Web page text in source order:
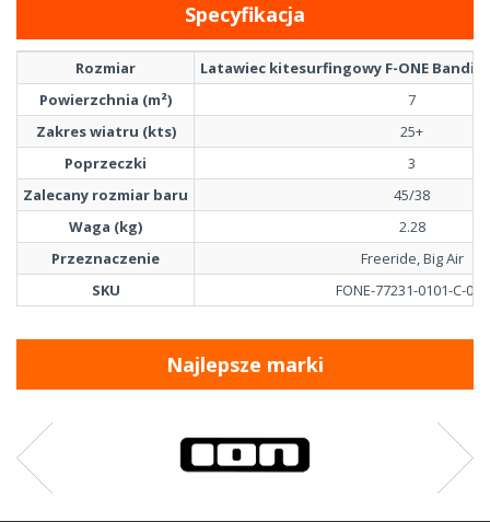
Specyfikacja
Rozmiar
Latawiec kitesurfingowy F-ONE Bandit
Powierzchnia (m²)
7
Zakres wiatru (kts)
25+
Poprzeczki
3
Zalecany rozmiar baru
45/38
Waga (kg)
2.28
Przeznaczenie
Freeride, Big Air
SKU
FONE-77231-0101-C-070
Najlepsze marki